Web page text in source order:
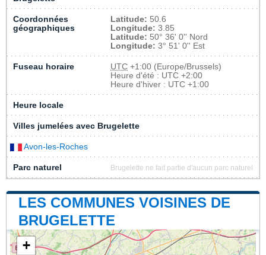
Coordonnées
géographiques
Latitude: 50.6
Longitude: 3.85
Latitude: 50° 36' 0'' Nord
Longitude: 3° 51' 0'' Est
Fuseau horaire UTC +1:00 (Europe/Brussels)
Heure d'été : UTC +2:00
Heure d'hiver : UTC +1:00
Heure locale
Villes jumelées avec Brugelette
Avon-les-Roches
Parc naturel Brugelette ne fait partie d'aucun parc naturel
LES COMMUNES VOISINES DE
BRUGELETTE
+